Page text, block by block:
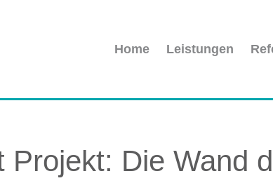
Home Leistungen
Projekt: Die Wand